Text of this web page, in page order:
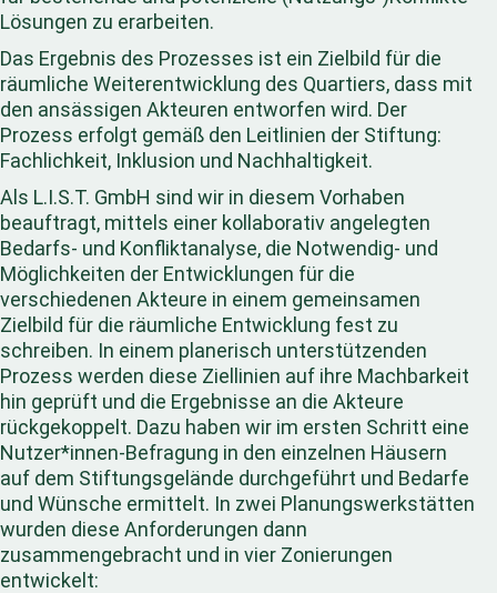
Lösungen zu erarbeiten.
Das Ergebnis des Prozesses ist ein Zielbild für die
räumliche Weiterentwicklung des Quartiers, dass mit
den ansässigen Akteuren entworfen wird. Der
Prozess erfolgt gemäß den Leitlinien der Stiftung:
Fachlichkeit, Inklusion und Nachhaltigkeit.
Als L.I.S.T. GmbH sind wir in diesem Vorhaben
beauftragt, mittels einer kollaborativ angelegten
Bedarfs- und Konfliktanalyse, die Notwendig- und
Möglichkeiten der Entwicklungen für die
verschiedenen Akteure in einem gemeinsamen
Zielbild für die räumliche Entwicklung fest zu
schreiben. In einem planerisch unterstützenden
Prozess werden diese Ziellinien auf ihre Machbarkeit
hin geprüft und die Ergebnisse an die Akteure
rückgekoppelt. Dazu haben wir im ersten Schritt eine
Nutzer*innen-Befragung in den einzelnen Häusern
auf dem Stiftungsgelände durchgeführt und Bedarfe
und Wünsche ermittelt. In zwei Planungswerkstätten
wurden diese Anforderungen dann
zusammengebracht und in vier Zonierungen
entwickelt: